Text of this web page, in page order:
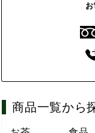
商品一覧から